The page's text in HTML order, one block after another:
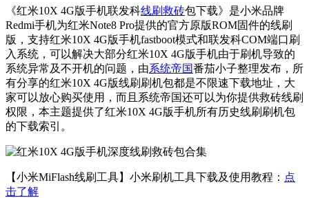
《红米10X 4G版手机联发科线刷救砖包下载》是小米品牌
Redmi手机为红米Note8 Pro提供的官方原版ROM固件的线刷
版，支持红米10X 4G版手机fastboot模式和联发科COM端口刷
入系统，可以解决大部分红米10X 4G版手机由于刷机导致的
系统异常及不开机的问题，由系统帝国番茄小子整理发布，所
有分享的红米10X 4G版线刷刷机包都是不限速下载地址，大
家可以放心购买使用，而且系统帝国还可以为你提供救砖线刷
权限，本主题提供了红米10X 4G版手机所有历史线刷刷机包
的下载索引。
【小米MiFlash线刷工具】小米刷机工具下载及使用教程： 点
击了解